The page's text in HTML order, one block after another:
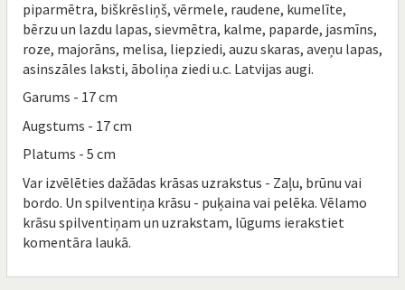
piparmētra, biškrēsliņš, vērmele, raudene, kumelīte,
bērzu un lazdu lapas, sievmētra, kalme, paparde, jasmīns,
roze, majorāns, melisa, liepziedi, auzu skaras, aveņu lapas,
asinszāles laksti, āboliņa ziedi u.c. Latvijas augi.
Garums - 17 cm
Augstums - 17 cm
Platums - 5 cm
Var izvēlēties dažādas krāsas uzrakstus - Zaļu, brūnu vai
bordo. Un spilventiņa krāsu - puķaina vai pelēka. Vēlamo
krāsu spilventiņam un uzrakstam, lūgums ierakstiet
komentāra laukā.